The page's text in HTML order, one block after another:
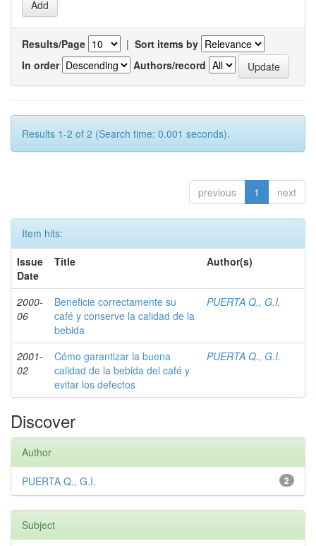
Results/Page | Sort items by
In order
Authors/record
Results 1-2 of 2 (Search time: 0.001 seconds).
previous 1 next
Item hits:
Issue
Date
Title Author(s)
2000-
06
Beneficie correctamente su
café y conserve la calidad de la
bebida
PUERTA Q., G.I.
2001-
02
Cómo garantizar la buena
calidad de la bebida del café y
evitar los defectos
PUERTA Q., G.I.
Discover
Author
2
PUERTA Q., G.I.
Subject